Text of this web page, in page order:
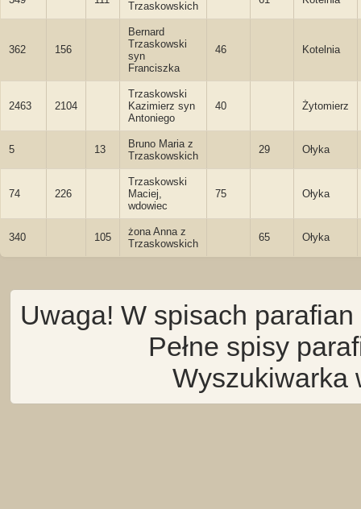
Trzaskowskich
362 156
Bernard
Trzaskowski
syn
Franciszka
46 Kotelnia
2463 2104
Trzaskowski
Kazimierz syn
Antoniego
40 Żytomierz
5 13
Bruno Maria z
Trzaskowskich
29 Ołyka
74 226
Trzaskowski
Maciej,
wdowiec
75 Ołyka
340 105
żona Anna z
Trzaskowskich
65 Ołyka
Uwaga! W spisach
Pełne spisy
Wyszukiwarka